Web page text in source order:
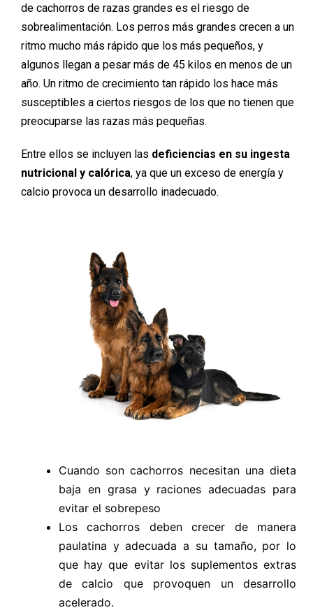
de cachorros de razas grandes es el riesgo de
sobrealimentación. Los perros más grandes crecen a un
ritmo mucho más rápido que los más pequeños, y
algunos llegan a pesar más de 45 kilos en menos de un
año. Un ritmo de crecimiento tan rápido los hace más
susceptibles a ciertos riesgos de los que no tienen que
preocuparse las razas más pequeñas.
Entre ellos se incluyen las deficiencias en su ingesta
nutricional y calórica, ya que un exceso de energía y
calcio provoca un desarrollo inadecuado.
Cuando son cachorros necesitan una dieta
baja en grasa y raciones adecuadas para
evitar el sobrepeso
Los cachorros deben crecer de manera
paulatina y adecuada a su tamaño, por lo
que hay que evitar los suplementos extras
de calcio que provoquen un desarrollo
acelerado.